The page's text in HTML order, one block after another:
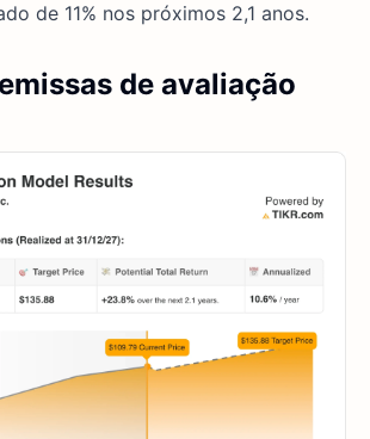
de 11% nos próximos 2,1 anos.
de avaliação